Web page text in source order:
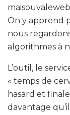
On y apprend
nous
algorithmes à
L’outil, le
« temps de
hasard et
davantage